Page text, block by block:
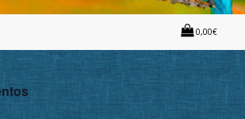
0,00€